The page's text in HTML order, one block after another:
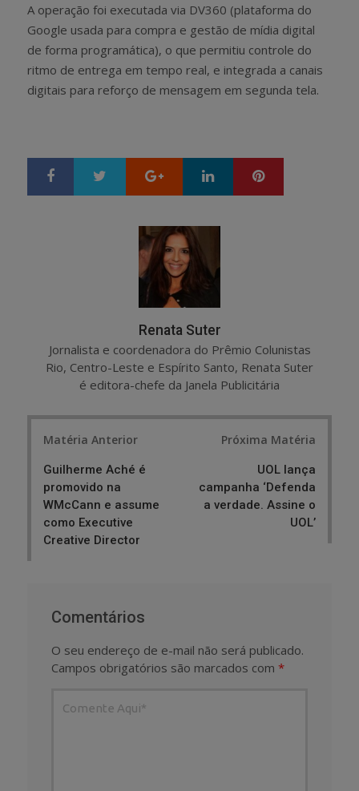
A operação foi executada via DV360 (plataforma do
Google usada para compra e gestão de mídia digital
de forma programática), o que permitiu controle do
ritmo de entrega em tempo real, e integrada a canais
digitais para reforço de mensagem em segunda tela.
Google+ LinkedIn
Renata Suter
Jornalista e coordenadora do Prêmio Colunistas
Rio, Centro-Leste e Espírito Santo, Renata Suter
é editora-chefe da Janela Publicitária
Matéria Anterior
Guilherme Aché é
promovido na
WMcCann e assume
como Executive
Creative Director
Próxima Matéria
UOL lança
campanha ‘Defenda
a verdade. Assine o
UOL’
Comentários
O seu endereço de e-mail não será publicado.
Campos obrigatórios são marcados com *